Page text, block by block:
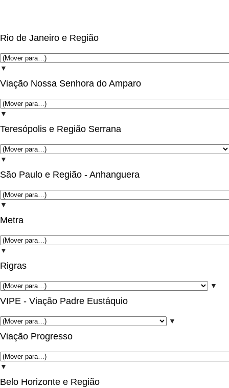
Rio de Janeiro e Região
▼
Viação Nossa Senhora do Amparo
▼
Teresópolis e Região Serrana
▼
São Paulo e Região - Anhanguera
▼
Metra
▼
Rigras
▼
VIPE - Viação Padre Eustáquio
▼
Viação Progresso
▼
Belo Horizonte e Região